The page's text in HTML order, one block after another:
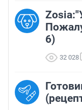
6)
32 028